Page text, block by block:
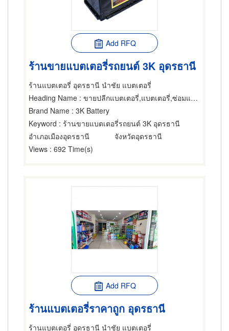
Add RFQ
ร้านขายแบตเตอรี่รถยนต์ 3K อุดรธานี
ร้านแบตเตอรี่ อุดรธานี นำชัย แบตเตอรี่
Heading Name : ขายปลีกแบตเตอรี่,แบตเตอรี่,ซ่อมแบตเตอรี่
Brand Name : 3K Battery
Keyword : ร้านขายแบตเตอรี่รถยนต์ 3K อุดรธานี
อำเภอเมืองอุดรธานี
จังหวัดอุดรธานี
Views : 692 Time(s)
Add RFQ
ร้านแบตเตอรี่ราคาถูก อุดรธานี
ร้านแบตเตอรี่ อุดรธานี นำชัย แบตเตอรี่